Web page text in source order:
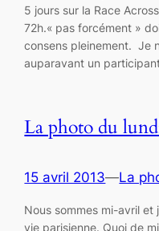
5 jours sur la Race
72h.« pas forcément »
consens pleinement. Je
auparavant un
La photo du
15 avril 2013—La
Nous sommes mi-avril
vie parisienne. Quoi de